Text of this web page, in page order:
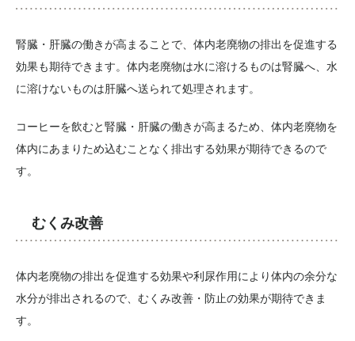
腎臓・肝臓の働きが高まることで、体内老廃物の排出を促進する
効果も期待できます。体内老廃物は水に溶けるものは腎臓へ、水
に溶けないものは肝臓へ送られて処理されます。
コーヒーを飲むと腎臓・肝臓の働きが高まるため、体内老廃物を
体内にあまりため込むことなく排出する効果が期待できるので
す。
むくみ改善
体内老廃物の排出を促進する効果や利尿作用により体内の余分な
水分が排出されるので、むくみ改善・防止の効果が期待できま
す。